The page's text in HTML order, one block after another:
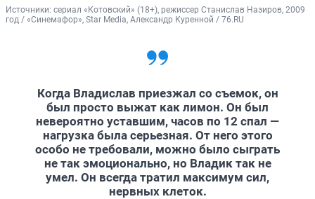
Источники: сериал «Котовский» (18+), режиссер Станислав Назиров, 2009
год / «Синемафор», Star Media, Александр Куренной / 76.RU
Когда Владислав приезжал со съемок, он
был просто выжат как лимон. Он был
невероятно уставшим, часов по 12 спал —
нагрузка была серьезная. От него этого
особо не требовали, можно было сыграть
не так эмоционально, но Владик так не
умел. Он всегда тратил максимум сил,
нервных клеток.